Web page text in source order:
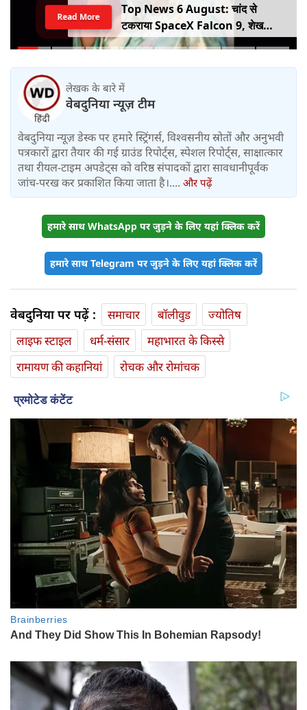
Top News 6 August: चांद से
टकराया SpaceX Falcon 9, शेख
हसीना की घर वापसी का ऐलान, MP में बस
Read More
लेखक के बारे में
वेबदुनिया न्यूज़ टीम
वेबदुनिया न्यूज़ डेस्क पर हमारे स्ट्रिंगर्स, विश्वसनीय स्रोतों और अनुभवी
पत्रकारों द्वारा तैयार की गई ग्राउंड रिपोर्ट्स, स्पेशल रिपोर्ट्स, साक्षात्कार
तथा रीयल-टाइम अपडेट्स को वरिष्ठ संपादकों द्वारा सावधानीपूर्वक
जांच-परख कर प्रकाशित किया जाता है।.... और पढ़ें
हमारे साथ WhatsApp पर जुड़ने के लिए यहां क्लिक करें
हमारे साथ Telegram पर जुड़ने के लिए यहां क्लिक करें
वेबदुनिया पर पढ़ें : समाचार बॉलीवुड
ज्योतिष
लाइफ स्‍टाइल
धर्म-संसार
महाभारत के किस्से
रामायण की कहानियां
रोचक और रोमांचक